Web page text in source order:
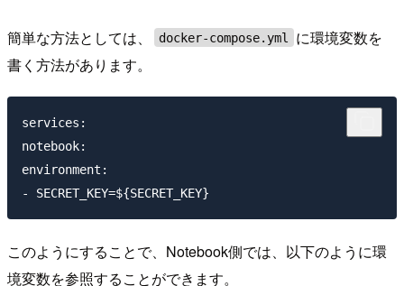
簡単な方法としては、 docker-compose.yml
に環境変数を
書く方法があります。
services:
notebook:
environment:
このようにすることで、Notebook側では、以下のように環
境変数を参照することができます。